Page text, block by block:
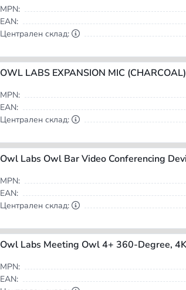
MPN:
EAN:
Централен склад:
OWL LABS EXPANSION MIC (CHARCOAL)
MPN:
EAN:
Централен склад:
MPN:
EAN:
Централен склад:
MPN:
EAN: